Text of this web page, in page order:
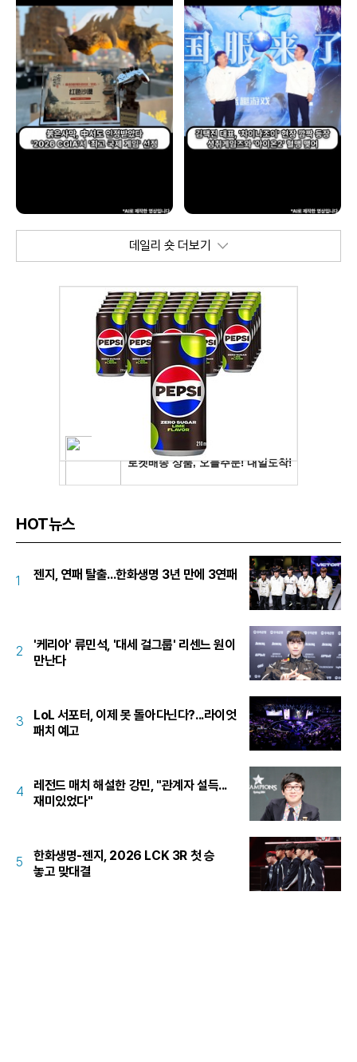
데일리 숏 더보기
HOT뉴스
1 젠지, 연패 탈출...한화생명 3년 만에 3연패
2
'케리아' 류민석, '대세 걸그룹' 리센느 원이
만난다
3
LoL 서포터, 이제 못 돌아다닌다?...라이엇
패치 예고
4
레전드 매치 해설한 강민, "관계자 설득...
재미있었다"
5
한화생명-젠지, 2026 LCK 3R 첫 승
놓고 맞대결